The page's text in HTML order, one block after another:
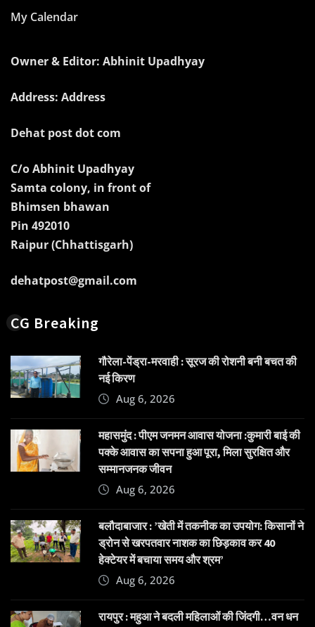
My Calendar
Owner & Editor: Abhinit Upadhyay
Address: Address
Dehat post dot com
C/o Abhinit Upadhyay
Samta colony, in front of
Bhimsen bhawan
Pin 492010
Raipur (Chhattisgarh)
dehatpost@gmail.com
CG Breaking
गौरेला-पेंड्रा-मरवाही : सूरज की रोशनी बनी बचत की
नई किरण
Aug 6, 2026
महासमुंद : पीएम जनमन आवास योजना :कुमारी बाई की
पक्के आवास का सपना हुआ पूरा, मिला सुरक्षित और
सम्मानजनक जीवन
Aug 6, 2026
बलौदाबाजार : ’खेती में तकनीक का उपयोग: किसानों ने
ड्रोन से खरपतवार नाशक का छिड़काव कर 40
हेक्टेयर में बचाया समय और श्रम’
Aug 6, 2026
रायपुर : महुआ ने बदली महिलाओं की जिंदगी…वन धन